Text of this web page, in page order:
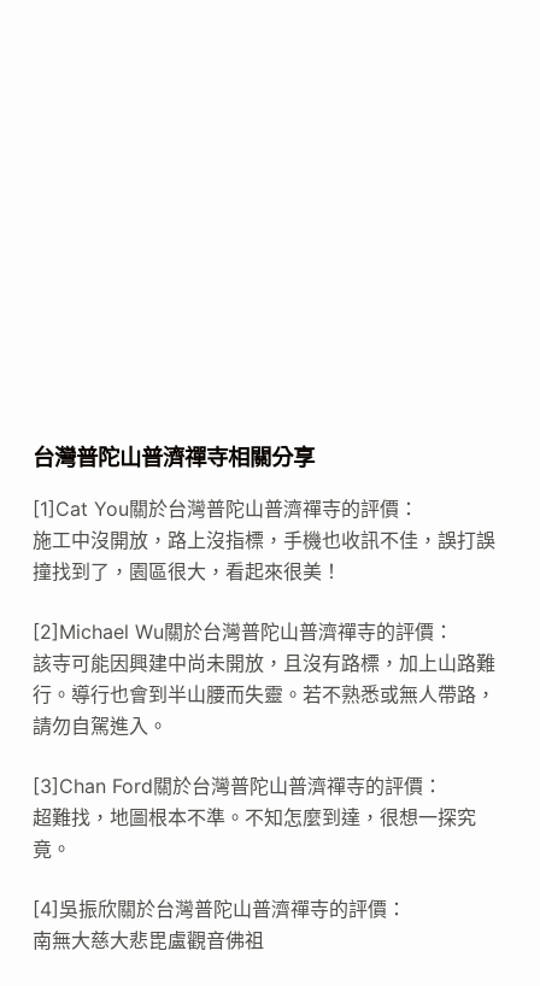
台灣普陀山普濟禪寺相關分享
[1]Cat You關於台灣普陀山普濟禪寺的評價：
施工中沒開放，路上沒指標，手機也收訊不佳，誤打誤
撞找到了，園區很大，看起來很美！
[2]Michael Wu關於台灣普陀山普濟禪寺的評價：
該寺可能因興建中尚未開放，且沒有路標，加上山路難
行。導行也會到半山腰而失靈。若不熟悉或無人帶路，
請勿自駕進入。
[3]Chan Ford關於台灣普陀山普濟禪寺的評價：
超難找，地圖根本不準。不知怎麼到達，很想一探究
竟。
[4]吳振欣關於台灣普陀山普濟禪寺的評價：
南無大慈大悲毘盧觀音佛祖